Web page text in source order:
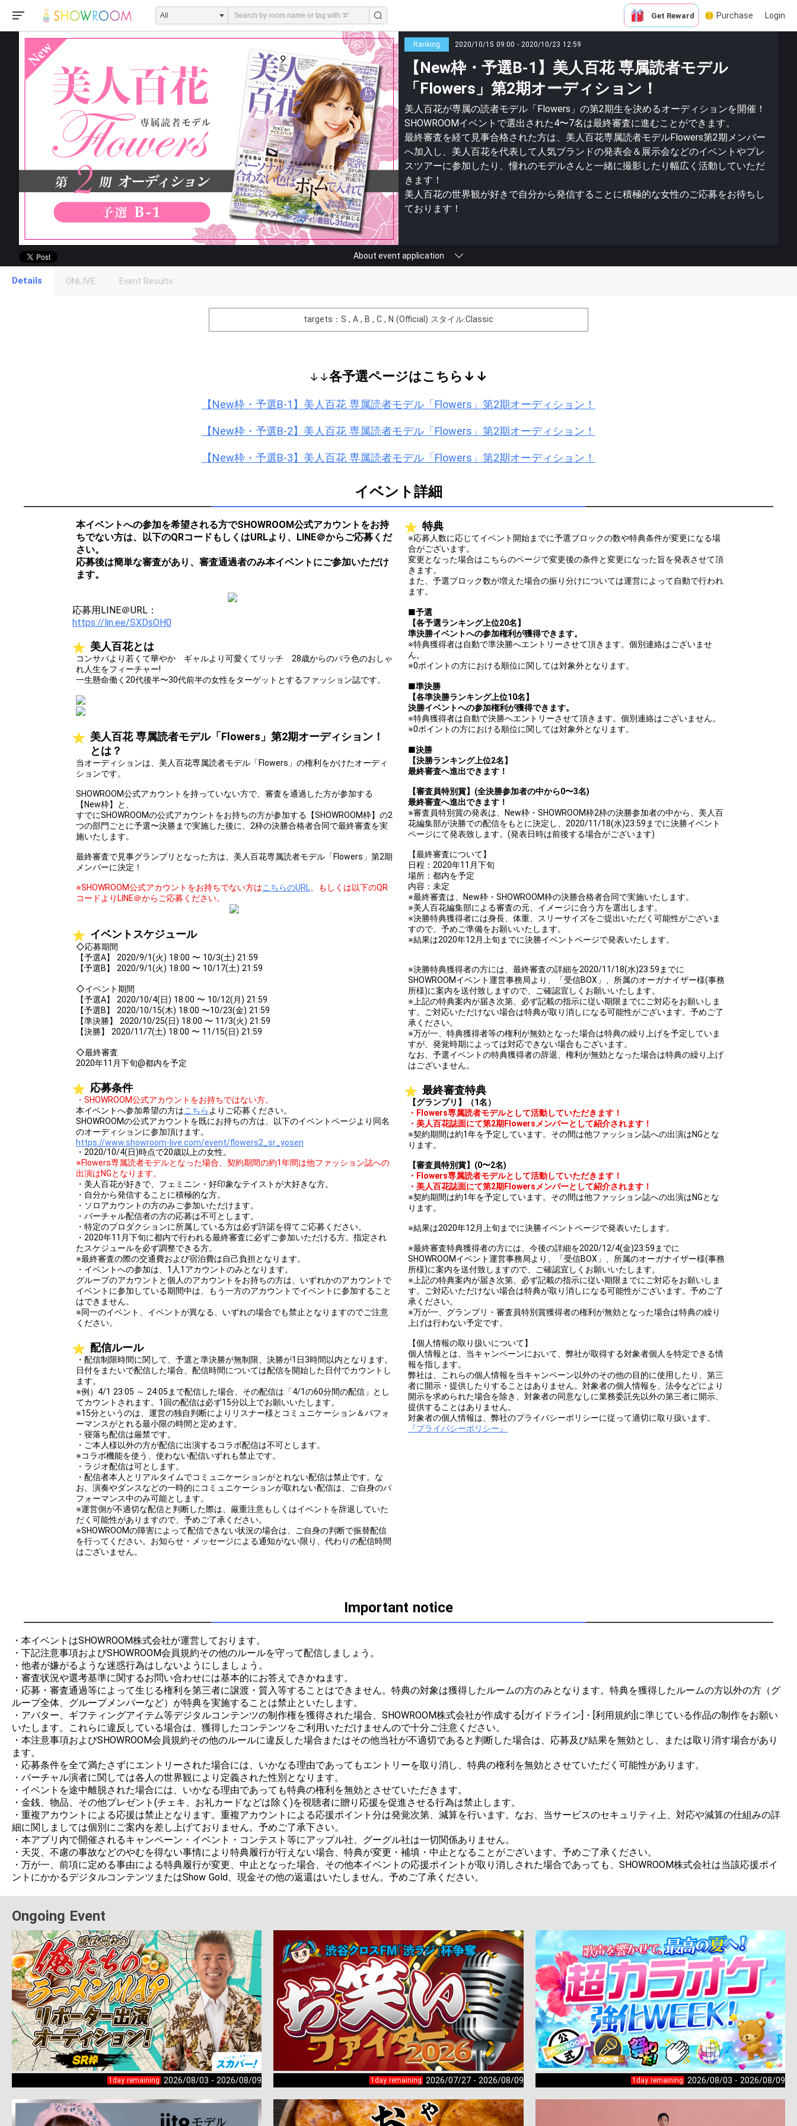
Get Reward Purchase Login
Ranking 2020/10/15 09:00 - 2020/10/23 12:59
【New枠・予選B-1】美人百花 専属読者モデル
「Flowers」第2期オーディション！
美人百花が専属の読者モデル「Flowers」の第2期生を決めるオーディションを開催！
SHOWROOMイベントで選出された4〜7名は最終審査に進むことができます。
最終審査を経て見事合格された方は、美人百花専属読者モデルFlowers第2期メンバー
へ加入し、美人百花を代表して人気ブランドの発表会＆展示会などのイベントやプレ
スツアーに参加したり、憧れのモデルさんと一緒に撮影したり幅広く活動していただ
きます！
美人百花の世界観が好きで自分から発信することに積極的な女性のご応募をお待ちし
ております！
About event application
Gifting
(available from 1 JPY)! When you continue to send gifts to the performer(s), the performer's
Details ONLIVE Event Results
targets：S , A , B , C , N (Official) スタイル:Classic
↓↓各予選ページはこちら↓↓
【New枠・予選B-1】美人百花 専属読者モデル「Flowers」第2期オーディション！
【New枠・予選B-2】美人百花 専属読者モデル「Flowers」第2期オーディション！
【New枠・予選B-3】美人百花 専属読者モデル「Flowers」第2期オーディション！
イベント詳細
本イベントへの参加を希望される方でSHOWROOM公式アカウントをお持
ちでない方は、以下のQRコードもしくはURLより、LINE＠からご応募くだ
さい。
応募後は簡単な審査があり、審査通過者のみ本イベントにご参加いただけ
ます。
応募用LINE＠URL：
https://lin.ee/SXDsOH0
美人百花とは
コンサバより若くて華やか ギャルより可愛くてリッチ 28歳からのバラ色のおしゃ
れ人生をフィーチャー!
一生懸命働く20代後半〜30代前半の女性をターゲットとするファッション誌です。
美人百花 専属読者モデル「Flowers」第2期オーディション！
とは？
当オーディションは、美人百花専属読者モデル「Flowers」の権利をかけたオーディ
ションです。
SHOWROOM公式アカウントを持っていない方で、審査を通過した方が参加する
【New枠】と、
すでにSHOWROOMの公式アカウントをお持ちの方が参加する【SHOWROOM枠】の2
つの部門ごとに予選〜決勝まで実施した後に、2枠の決勝合格者合同で最終審査を実
施いたします。
最終審査で見事グランプリとなった方は、美人百花専属読者モデル「Flowers」第2期
メンバーに決定！
※SHOWROOM公式アカウントをお持ちでない方はこちらのURL 、もしくは以下のQR
コードよりLINE＠からご応募ください。
イベントスケジュール
◇応募期間
【予選A】 2020/9/1(火) 18:00 〜 10/3(土) 21:59
【予選B】 2020/9/1(火) 18:00 〜 10/17(土) 21:59
◇イベント期間
【予選A】 2020/10/4(日) 18:00 〜 10/12(月) 21:59
【予選B】 2020/10/15(木) 18:00 〜10/23(金) 21:59
【準決勝】 2020/10/25(日) 18:00 〜 11/3(火) 21:59
【決勝】 2020/11/7(土) 18:00 〜 11/15(日) 21:59
◇最終審査
2020年11月下旬@都内を予定
応募条件
・SHOWROOM公式アカウントをお持ちではない方。
本イベントへ参加希望の方はこちら よりご応募ください。
SHOWROOMの公式アカウントを既にお持ちの方は、以下のイベントページより同名
のオーディションに参加頂けます。
https://www.showroom-live.com/event/flowers2_sr_yosen
・2020/10/4(日)時点で20歳以上の女性。
※Flowers専属読者モデルとなった場合、契約期間の約1年間は他ファッション誌への
出演はNGとなります。
・美人百花が好きで、フェミニン・好印象なテイストが大好きな方。
・自分から発信することに積極的な方。
・ソロアカウントの方のみご参加いただけます。
・バーチャル配信者の方の応募は不可とします。
・特定のプロダクションに所属している方は必ず許諾を得てご応募ください。
・2020年11月下旬に都内で行われる最終審査に必ずご参加いただける方。指定され
たスケジュールを必ず調整できる方。
※最終審査の際の交通費および宿泊費は自己負担となります。
・イベントへの参加は、1人1アカウントのみとなります。
グループのアカウントと個人のアカウントをお持ちの方は、いずれかのアカウントで
イベントに参加している期間中は、もう一方のアカウントでイベントに参加すること
はできません。
※同一のイベント、イベントが異なる、いずれの場合でも禁止となりますのでご注意
ください。
配信ルール
・配信制限時間に関して、予選と準決勝が無制限、決勝が1日3時間以内となります。
日付をまたいで配信した場合、配信時間については配信を開始した日付でカウントし
ます。
※例）4/1 23:05 ～ 24:05まで配信した場合、その配信は「4/1の60分間の配信」とし
てカウントされます。1回の配信は必ず15分以上でお願いいたします。
※15分というのは、運営の独自判断によりリスナー様とコミュニケーション＆パフォ
ーマンスがとれる最小限の時間と定めます。
・寝落ち配信は厳禁です。
・ご本人様以外の方が配信に出演するコラボ配信は不可とします。
※コラボ機能を使う、使わない配信いずれも禁止です。
・ラジオ配信は可とします。
・配信者本人とリアルタイムでコミュニケーションがとれない配信は禁止です。な
お、演奏やダンスなどの一時的にコミュニケーションが取れない配信は、ご自身のパ
フォーマンス中のみ可能とします。
※運営側が不適切な配信と判断した際は、厳重注意もしくはイベントを辞退していた
だく可能性がありますので、予めご了承ください。
※SHOWROOMの障害によって配信できない状況の場合は、ご自身の判断で振替配信
を行ってください。お知らせ・メッセージによる通知がない限り、代わりの配信時間
はございません。
特典
※応募人数に応じてイベント開始までに予選ブロックの数や特典条件が変更になる場
合がございます。
変更となった場合はこちらのページで変更後の条件と変更になった旨を発表させて頂
きます。
また、予選ブロック数が増えた場合の振り分けについては運営によって自動で行われ
ます。
■予選
【各予選ランキング上位20名】
準決勝イベントへの参加権利が獲得できます。
※特典獲得者は自動で準決勝へエントリーさせて頂きます。個別連絡はございませ
ん。
※0ポイントの方における順位に関しては対象外となります。
■準決勝
【各準決勝ランキング上位10名】
決勝イベントへの参加権利が獲得できます。
※特典獲得者は自動で決勝へエントリーさせて頂きます。個別連絡はございません。
※0ポイントの方における順位に関しては対象外となります。
■決勝
【決勝ランキング上位2名】
最終審査へ進出できます！
【審査員特別賞】(全決勝参加者の中から0〜3名)
最終審査へ進出できます！
※審査員特別賞の発表は、New枠・SHOWROOM枠2枠の決勝参加者の中から、美人百
花編集部が決勝での配信をもとに決定し、2020/11/18(水)23:59までに決勝イベント
ページにて発表致します。(発表日時は前後する場合がございます)
【最終審査について】
日程：2020年11月下旬
場所：都内を予定
内容：未定
※最終審査は、New枠・SHOWROOM枠の決勝合格者合同で実施いたします。
※美人百花編集部による審査の元、イメージに合う方を選出します。
※決勝特典獲得者には身長、体重、スリーサイズをご提出いただく可能性がございま
すので、予めご準備をお願いいたします。
※結果は2020年12月上旬までに決勝イベントページで発表いたします。
※決勝特典獲得者の方には、最終審査の詳細を2020/11/18(水)23:59までに
SHOWROOMイベント運営事務局より、「受信BOX」、所属のオーガナイザー様(事務
所様)に案内を送付致しますので、ご確認宜しくお願いいたします。
※上記の特典案内が届き次第、必ず記載の指示に従い期限までにご対応をお願いしま
す。ご対応いただけない場合は特典が取り消しになる可能性がございます。予めご了
承ください。
※万が一、特典獲得者等の権利が無効となった場合は特典の繰り上げを予定していま
すが、発覚時期によっては対応できない場合もございます。
なお、予選イベントの特典獲得者の辞退、権利が無効となった場合は特典の繰り上げ
はございません。
最終審査特典
【グランプリ】（1名）
・Flowers専属読者モデルとして活動していただきます！
・美人百花誌面にて第2期Flowersメンバーとして紹介されます！
※契約期間は約1年を予定しています。その間は他ファッション誌への出演はNGとな
ります。
【審査員特別賞】(0〜2名)
・Flowers専属読者モデルとして活動していただきます！
・美人百花誌面にて第2期Flowersメンバーとして紹介されます！
※契約期間は約1年を予定しています。その間は他ファッション誌への出演はNGとな
ります。
※結果は2020年12月上旬までに決勝イベントページで発表いたします。
※最終審査特典獲得者の方には、今後の詳細を2020/12/4(金)23:59までに
SHOWROOMイベント運営事務局より、「受信BOX」、所属のオーガナイザー様(事務
所様)に案内を送付致しますので、ご確認宜しくお願いいたします。
※上記の特典案内が届き次第、必ず記載の指示に従い期限までにご対応をお願いしま
す。ご対応いただけない場合は特典が取り消しになる可能性がございます。予めご了
承ください。
※万が一、グランプリ・審査員特別賞獲得者の権利が無効となった場合は特典の繰り
上げは行わない予定です。
【個人情報の取り扱いについて】
個人情報とは、当キャンペーンにおいて、弊社が取得する対象者個人を特定できる情
報を指します。
弊社は、これらの個人情報を当キャンペーン以外のその他の目的に使用したり、第三
者に開示・提供したりすることはありません。対象者の個人情報を、法令などにより
開示を求められた場合を除き、対象者の同意なしに業務委託先以外の第三者に開示、
提供することはありません。
対象者の個人情報は、弊社のプライバシーポリシーに従って適切に取り扱います。
『プライバシーポリシー』
Important notice
・本イベントはSHOWROOM株式会社が運営しております。
・下記注意事項およびSHOWROOM会員規約その他のルールを守って配信しましょう。
・他者が嫌がるような迷惑行為はしないようにしましょう。
・審査状況や選考基準に関するお問い合わせには基本的にお答えできかねます。
・応募・審査通過等によって生じる権利を第三者に譲渡・質入等することはできません。特典の対象は獲得したルームの方のみとなります。特典を獲得したルームの方以外の方（グ
ループ全体、グループメンバーなど）が特典を実施することは禁止といたします。
・アバター、ギフティングアイテム等デジタルコンテンツの制作権を獲得された場合、SHOWROOM株式会社が作成する[ガイドライン]・[利用規約]に準じている作品の制作をお願い
いたします。これらに違反している場合は、獲得したコンテンツをご利用いただけませんので十分ご注意ください。
・本注意事項およびSHOWROOM会員規約その他のルールに違反した場合またはその他当社が不適切であると判断した場合は、応募及び結果を無効とし、または取り消す場合があり
ます。
・応募条件を全て満たさずにエントリーされた場合には、いかなる理由であってもエントリーを取り消し、特典の権利を無効とさせていただく可能性があります。
・バーチャル演者に関しては各人の世界観により定義された性別となります。
・イベントを途中離脱された場合には、いかなる理由であっても特典の権利を無効とさせていただきます。
・金銭、物品、その他プレゼント(チェキ、お礼カードなどは除く)を視聴者に贈り応援を促進させる行為は禁止します。
・重複アカウントによる応援は禁止となります。重複アカウントによる応援ポイント分は発覚次第、減算を行います。なお、当サービスのセキュリティ上、対応や減算の仕組みの詳
細に関しましては個別にご案内を差し上げておりません。予めご了承下さい。
・本アプリ内で開催されるキャンペーン・イベント・コンテスト等にアップル社、グーグル社は一切関係ありません。
・天災、不慮の事故などのやむを得ない事情により特典履行が行えない場合、特典が変更・補填・中止となることがございます。予めご了承ください。
・万が一、前項に定める事由による特典履行が変更、中止となった場合、その他本イベントの応援ポイントが取り消しされた場合であっても、SHOWROOM株式会社は当該応援ポイ
ントにかかるデジタルコンテンツまたはShow Gold、現金その他の返還はいたしません。予めご了承ください。
Ongoing Event
1day remaining 2026/08/03 - 2026/08/09 1day remaining 2026/07/27 - 2026/08/09 1day remaining 2026/08/03 - 2026/08/09